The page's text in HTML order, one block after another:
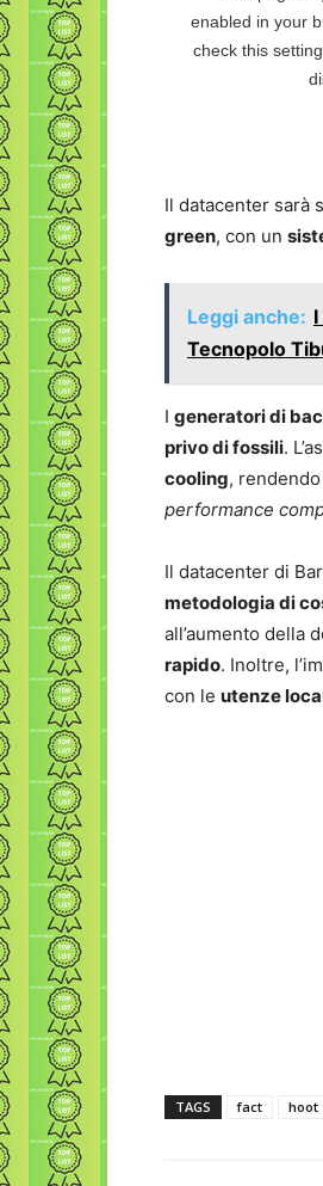
Il datacenter sarà
green, con un
Leggi anche:
Tecnopolo
I generatori di
privo di fossili.
cooling,
performance
Il datacenter di
metodologia di
all’aumento della
rapido. Inoltre,
con le utenze
TAGS fact hoot